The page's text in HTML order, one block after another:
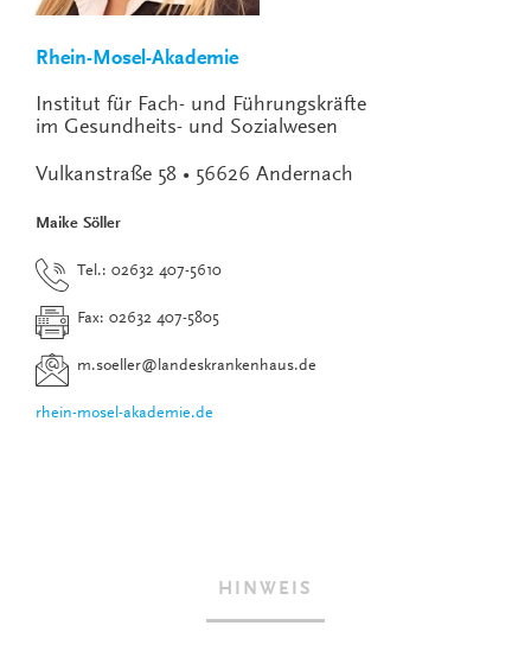
Rhein-Mosel-Akademie
Institut für Fach- und Führungskräfte
im Gesundheits- und Sozialwesen
Vulkanstraße 58 • 56626 Andernach
Maike Söller
Tel.: 02632 407-5610
Fax: 02632 407-5805
m.soeller@landeskrankenhaus.de
rhein-mosel-akademie.de
HINWEIS